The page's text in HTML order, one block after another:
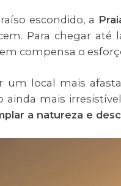
escondido, a
Para chegar até
compensa o
um local mais
ainda mais
a natureza e